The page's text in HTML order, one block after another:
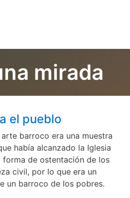
mirada
el pueblo
barroco era una muestra
había alcanzado la Iglesia
forma de ostentación de los
civil, por lo que era un
un barroco de los pobres.